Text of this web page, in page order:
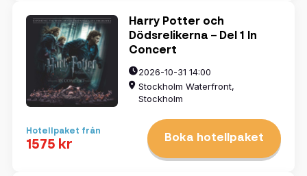
Harry Potter och
Dödsrelikerna – Del 1 In
Concert
2026-10-31 14:00
Stockholm Waterfront,
Stockholm
Hotellpaket från
1575 kr Boka hotellpaket